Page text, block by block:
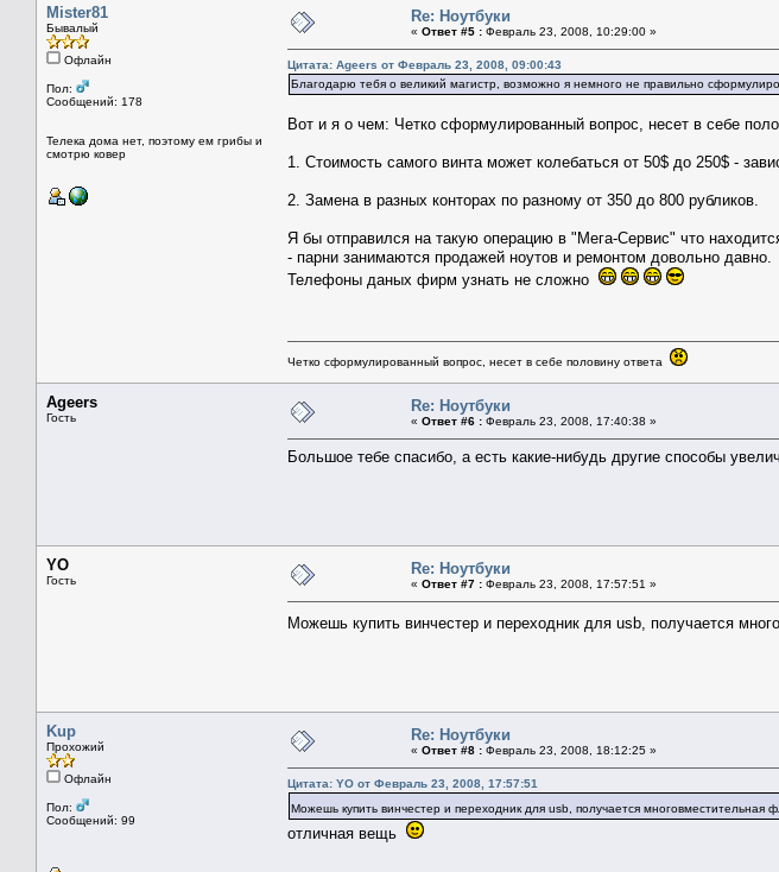
Mister81
Бывалый
Офлайн
Пол:
Сообщений: 178
Телека дома нет, поэтому ем грибы и
смотрю ковер
Re: Ноутбуки
« Ответ #5 : Февраль 23, 2008, 10:29:00 »
Цитата: Ageers от Февраль 23, 2008, 09:00:43
Благодарю тебя о великий магистр, возможно я немного не правильно
Вот и я о чем: Четко сформулированный вопрос, несет в себе
1. Стоимость самого винта может колебаться от 50$ до 250$ -
2. Замена в разных конторах по разному от 350 до 800 рубликов.
Я бы отправился на такую операцию в "Мега-Сервис" что
- парни занимаются продажей ноутов и ремонтом довольно давно.
Телефоны даных фирм узнать не сложно
Четко сформулированный вопрос, несет в себе половину ответа
Ageers
Гость
Re: Ноутбуки
« Ответ #6 : Февраль 23, 2008, 17:40:38 »
Большое тебе спасибо, а есть какие-нибудь другие способы
YO
Гость
Re: Ноутбуки
« Ответ #7 : Февраль 23, 2008, 17:57:51 »
Можешь купить винчестер и переходник для usb, получается
Kup
Прохожий
Офлайн
Пол:
Сообщений: 99
Re: Ноутбуки
« Ответ #8 : Февраль 23, 2008, 18:12:25 »
Цитата: YO от Февраль 23, 2008, 17:57:51
Можешь купить винчестер и переходник для usb, получается многовместительная
отличная вещь